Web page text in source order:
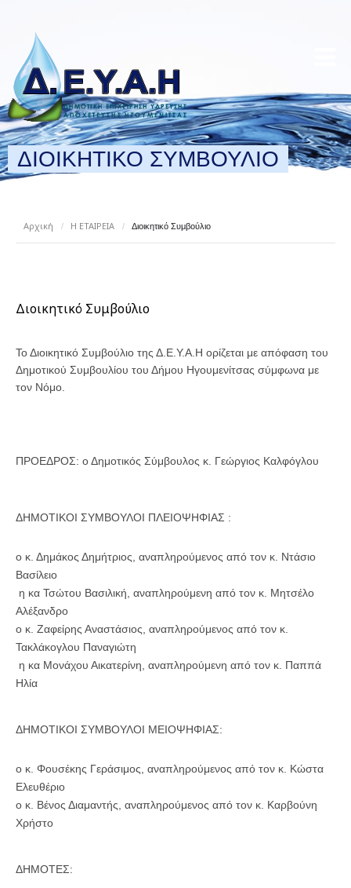
ΔΙΟΙΚΗΤΙΚΌ ΣΥΜΒΟΎΛΙΟ
Αρχική / Η ΕΤΑΙΡΕΙΑ / Διοικητικό Συμβούλιο
Διοικητικό Συμβούλιο
Το Διοικητικό Συμβούλιο της Δ.Ε.Υ.Α.Η ορίζεται με απόφαση του
Δημοτικού Συμβουλίου του Δήμου Ηγουμενίτσας σύμφωνα με
τον Νόμο.
ΠΡΟΕΔΡΟΣ: ο Δημοτικός Σύμβουλος κ. Γεώργιος Καλφόγλου
ΔΗΜΟΤΙΚΟΙ ΣΥΜΒΟΥΛΟΙ ΠΛΕΙΟΨΗΦΙΑΣ :
ο κ. Δημάκος Δημήτριος, αναπληρούμενος από τον κ. Ντάσιο
Βασίλειο
η κα Τσώτου Βασιλική, αναπληρούμενη από τον κ. Μητσέλο
Αλέξανδρο
ο κ. Ζαφείρης Αναστάσιος, αναπληρούμενος από τον κ.
Τακλάκογλου Παναγιώτη
η κα Μονάχου Αικατερίνη, αναπληρούμενη από τον κ. Παππά
Ηλία
ΔΗΜΟΤΙΚΟΙ ΣΥΜΒΟΥΛΟΙ ΜΕΙΟΨΗΦΙΑΣ:
ο κ. Φουσέκης Γεράσιμος, αναπληρούμενος από τον κ. Κώστα
Ελευθέριο
ο κ. Βένος Διαμαντής, αναπληρούμενος από τον κ. Καρβούνη
Χρήστο
ΔΗΜΟΤΕΣ: